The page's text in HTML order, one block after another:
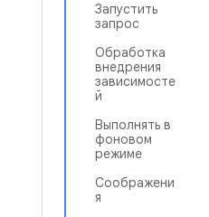
Запустить
запрос
Обработка
внедрения
зависимосте
й
Выполнять в
фоновом
режиме
Соображени
я